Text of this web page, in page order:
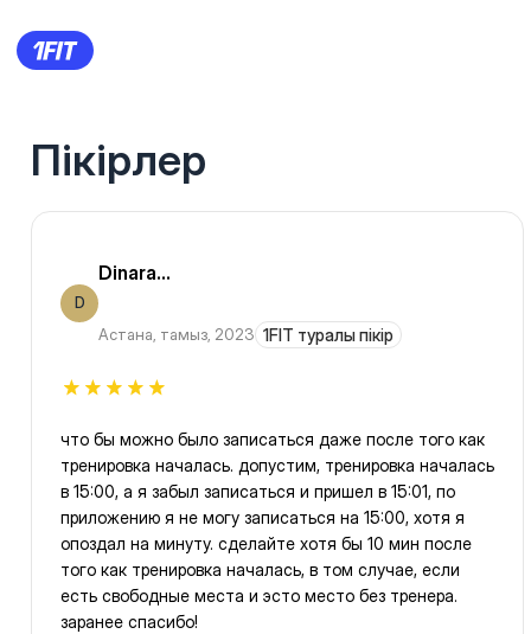
Пікірлер
D
Dinara...
Астана, тамыз, 2023 1FIT туралы пікір
что бы можно было записаться даже после того как
тренировка началась. допустим, тренировка началась
в 15:00, а я забыл записаться и пришел в 15:01, по
приложению я не могу записаться на 15:00, хотя я
опоздал на минуту. сделайте хотя бы 10 мин после
того как тренировка началась, в том случае, если
есть свободные места и эсто место без тренера.
заранее спасибо!